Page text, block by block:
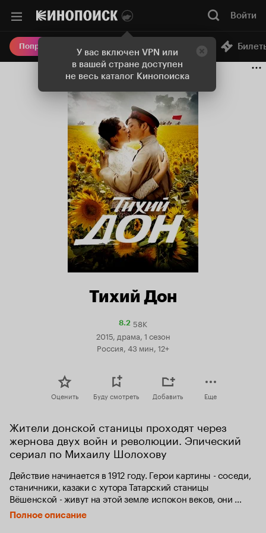
У вас включен VPN или
в вашей стране доступен
не весь каталог Кинопоиска
Войти
Попробовать Плюс Онлайн-кинотеатр
Тихий Дон
8.2Рейтинг
Кинопоиска
58K
2015, драма, 1 сезон
Россия, 43 мин, 12+
Оценить Буду смотреть Добавить Еще
Жители донской станицы проходят через
жернова двух войн и революции. Эпический
сериал по Михаилу Шолохову
Действие начинается в 1912 году. Герои картины - соседи,
станичники, казаки с хутора Татарский станицы
Вёшенской - живут на этой земле испокон веков, они
связаны родством, дружбой, любовью, общим трудом и
военной службой. Но этот прочный и самодостаточный
Полное описание